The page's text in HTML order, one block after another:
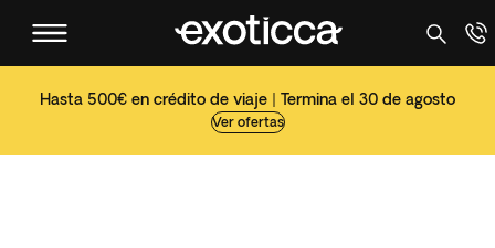
Hasta 500€ en crédito de viaje | Termina el 30 de agosto
Ver ofertas